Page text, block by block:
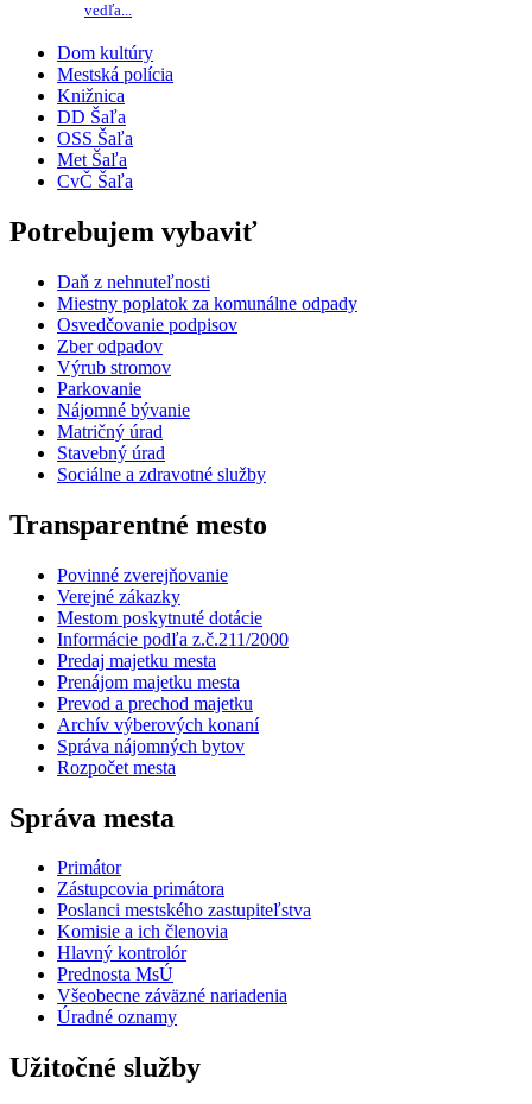
vedľa...
Dom kultúry
Mestská polícia
Knižnica
DD Šaľa
OSS Šaľa
Met Šaľa
CvČ Šaľa
Potrebujem vybaviť
Daň z nehnuteľnosti
Miestny poplatok za komunálne odpady
Osvedčovanie podpisov
Zber odpadov
Výrub stromov
Parkovanie
Nájomné bývanie
Matričný úrad
Stavebný úrad
Sociálne a zdravotné služby
Transparentné mesto
Povinné zverejňovanie
Verejné zákazky
Mestom poskytnuté dotácie
Informácie podľa z.č.211/2000
Predaj majetku mesta
Prenájom majetku mesta
Prevod a prechod majetku
Archív výberových konaní
Správa nájomných bytov
Rozpočet mesta
Správa mesta
Primátor
Zástupcovia primátora
Poslanci mestského zastupiteľstva
Komisie a ich členovia
Hlavný kontrolór
Prednosta MsÚ
Všeobecne záväzné nariadenia
Úradné oznamy
Užitočné služby